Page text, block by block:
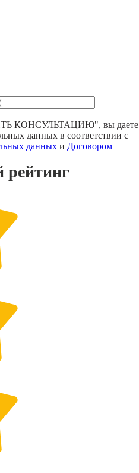
КОНСУЛЬТАЦИЮ", вы даете
данных в соответствии с
данных и Договором
рейтинг